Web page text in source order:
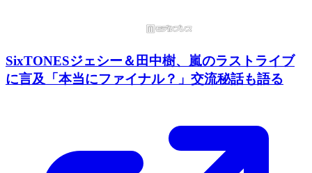
SixTONESジェシー＆田中樹、嵐のラストライブ
に言及「本当にファイナル？」交流秘話も語る